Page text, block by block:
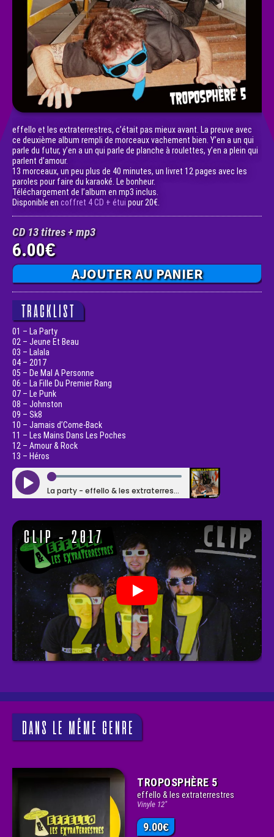
effello et les extraterrestres, c’était pas mieux avant. La preuve avec
ce deuxième album rempli de morceaux vachement bien. Y’en a un qui
parle du futur, y’en a un qui parle de planche à roulettes, y’en a plein qui
parlent d’amour.
13 morceaux, un peu plus de 40 minutes, un livret 12 pages avec les
paroles pour faire du karaoké. Le bonheur.
Téléchargement de l’album en mp3 inclus.
Disponible en coffret 4 CD + étui pour 20€.
CD 13 titres + mp3
6.00€
AJOUTER AU PANIER
TRACKLIST
01 – La Party
02 – Jeune Et Beau
03 – Lalala
04 – 2017
05 – De Mal A Personne
06 – La Fille Du Premier Rang
07 – Le Punk
08 – Johnston
09 – Sk8
10 – Jamais d’Come-Back
11 – Les Mains Dans Les Poches
12 – Amour & Rock
13 – Héros
CLIP - 2017
DANS LE MÊME GENRE
TROPOSPHÈRE 5
effello & les extraterrestres
Vinyle 12"
9.00€